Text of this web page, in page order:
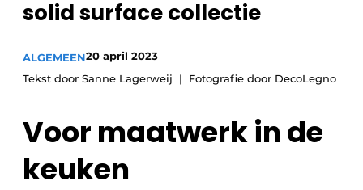
Privacy / Cookie statement
Vacatures
solid surface collectie
ALGEMEEN20 april 2023
Tekst door Sanne Lagerweij
Fotografie door DecoLegno
Voor maatwerk in de
keuken